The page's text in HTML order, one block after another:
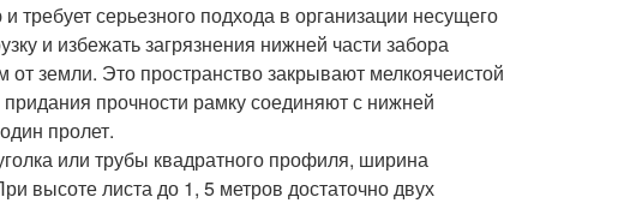
требует серьезного подхода в организации несущего
и избежать загрязнения нижней части забора
земли. Это пространство закрывают мелкоячеистой
прочности рамку соединяют с нижней
пролет.
или трубы квадратного профиля, ширина
листа до 1, 5 метров достаточно двух